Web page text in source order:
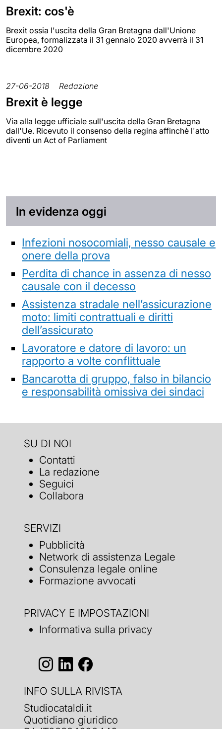
Brexit: cos'è
Brexit ossia l'uscita della Gran Bretagna dall'Unione
Europea, formalizzata il 31 gennaio 2020 avverrà il 31
dicembre 2020
27-06-2018 Redazione
Brexit è legge
Via alla legge ufficiale sull'uscita della Gran Bretagna
dall'Ue. Ricevuto il consenso della regina affinchè l'atto
diventi un Act of Parliament
In evidenza oggi
Infezioni nosocomiali, nesso causale e
onere della prova
Perdita di chance in assenza di nesso
causale con il decesso
Assistenza stradale nell’assicurazione
moto: limiti contrattuali e diritti
dell’assicurato
Lavoratore e datore di lavoro: un
rapporto a volte conflittuale
Bancarotta di gruppo, falso in bilancio
e responsabilità omissiva dei sindaci
SU DI NOI
Contatti
La redazione
Seguici
Collabora
SERVIZI
Pubblicità
Network di assistenza Legale
Consulenza legale online
Formazione avvocati
PRIVACY E IMPOSTAZIONI
Informativa sulla privacy
INFO SULLA RIVISTA
Studiocataldi.it
Quotidiano giuridico